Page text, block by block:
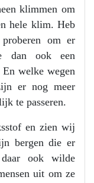
klimmen om
hele klim. Heb
om er
dan ook een
welke wegen
er nog meer
te passeren.
en zien wij
bergen die er
ook wilde
uit om ze